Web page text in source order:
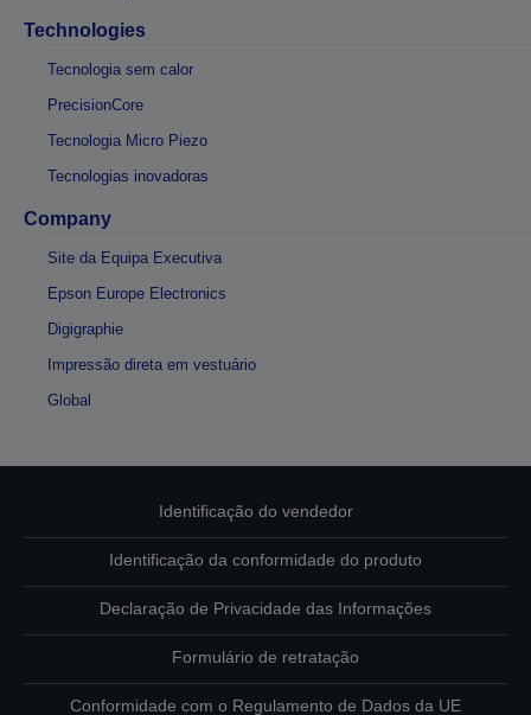
Technologies
Tecnologia sem calor
PrecisionCore
Tecnologia Micro Piezo
Tecnologias inovadoras
Company
Site da Equipa Executiva
Epson Europe Electronics
Digigraphie
Impressão direta em vestuário
Global
Identificação do vendedor
Identificação da conformidade do produto
Declaração de Privacidade das Informações
Formulário de retratação
Conformidade com o Regulamento de Dados da UE